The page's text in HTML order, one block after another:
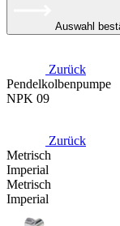
Auswahl
Zurück
Pendelkolbenpumpe
NPK 09
Zurück
Metrisch
Imperial
Metrisch
Imperial